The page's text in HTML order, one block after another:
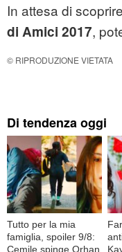
In attesa di
di Amici 2017,
© RIPRODUZIONE VIETATA
Di tendenza oggi
Tutto per la mia
famiglia, spoiler 9/8:
Cemile spinge Orhan